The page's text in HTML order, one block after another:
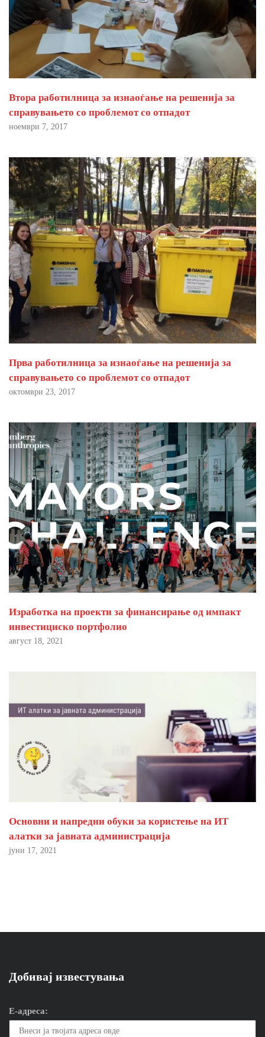
Втора работилница за изнаоѓање на решенија за
справувањето со проблемот со отпадот
ноември 7, 2017
Прва работилница за изнаоѓање на решенија за
справувањето со проблемот со отпадот
октомври 23, 2017
Изработка на проекти за финансирање од импакт
инвестициско портфолио
август 18, 2021
Основни и напредни обуки за користење на ИТ
алатки за јавната администрација
јуни 17, 2021
Добивај известувања
Е-адреса: